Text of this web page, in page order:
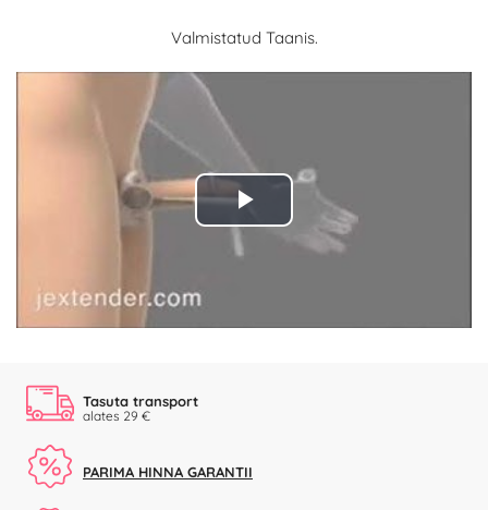
Valmistatud Taanis.
Play
Tasuta transport
alates 29 €
PARIMA HINNA GARANTII